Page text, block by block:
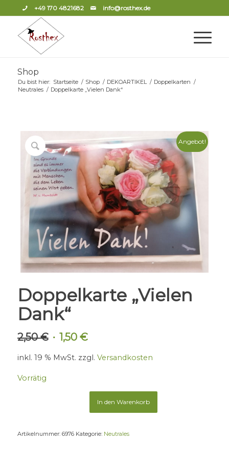
+49 170 4821682 info@rosthex.de
Shop
Du bist hier: Startseite / Shop / DEKOARTIKEL / Doppelkarten /
Neutrales / Doppelkarte „Vielen Dank“
Angebot!
Doppelkarte „Vielen
Dank“
2,50€ Ursprünglicher
war:
1,50 €Aktueller
ist:
inkl. 19 % MwSt. zzgl. Versandkosten
Vorrätig
In den Warenkorb
Artikelnummer: 6976 Kategorie: Neutrales